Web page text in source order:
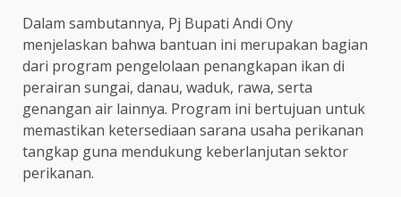
Dalam sambutannya, Pj Bupati Andi Ony
menjelaskan bahwa bantuan ini merupakan bagian
dari program pengelolaan penangkapan ikan di
perairan sungai, danau, waduk, rawa, serta
genangan air lainnya. Program ini bertujuan untuk
memastikan ketersediaan sarana usaha perikanan
tangkap guna mendukung keberlanjutan sektor
perikanan.